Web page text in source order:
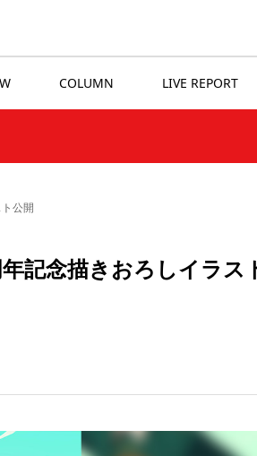
COLUMN LIVE REPORT
公開
記念描きおろしイラス